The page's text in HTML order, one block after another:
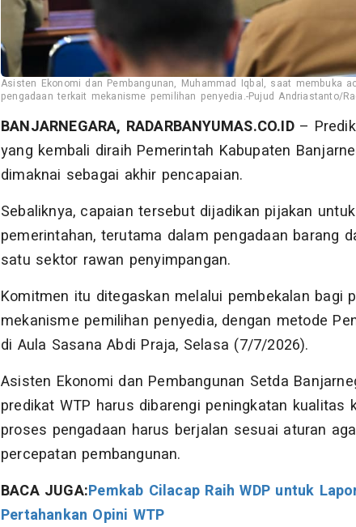
Asisten Ekonomi dan Pembangunan, Muhammad Iqbal, saat membuka
pengadaan terkait mekanisme pemilihan penyedia.-Pujud Andriastanto/
BANJARNEGARA, RADARBANYUMAS.CO.ID–
yang kembali diraih Pemerintah Kabupaten
dimaknai sebagai akhir pencapaian.
Sebaliknya, capaian tersebut dijadikan pijakan
pemerintahan, terutama dalam pengadaan barang
satu sektor rawan penyimpangan.
Komitmen itu ditegaskan melalui pembekalan bagi
mekanisme pemilihan penyedia, dengan metode
di Aula Sasana Abdi Praja, Selasa (7/7/2026).
Asisten Ekonomi dan Pembangunan Setda
predikat WTP harus dibarengi peningkatan kualitas
proses pengadaan harus berjalan sesuai aturan
percepatan pembangunan.
BACA JUGA:Pemkab Cilacap Raih WDP untuk
Pertahankan Opini WTP